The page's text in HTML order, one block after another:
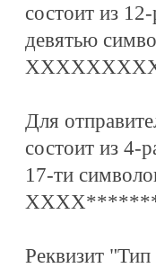
состоит из
девятью
Для
состоит из 4-
17-ти
Реквизит